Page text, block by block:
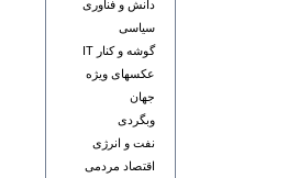
دانش و فناوری
سياسی
گوشه و کنار IT
عکسهای ويژه
جهان
وبگردی
نفت و انرژی
اقتصاد مردمی